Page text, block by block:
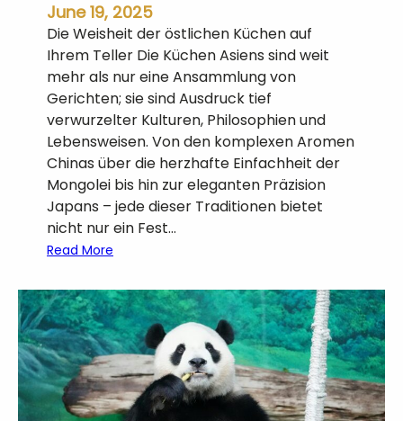
u
s
T
r
a
d
i
t
o
n
d
M
o
d
e
r
June 19, 2025
Die Weisheit der östlichen Küchen auf
Ihrem Teller Die Küchen Asiens sind weit
mehr als nur eine Ansammlung von
Gerichten; sie sind Ausdruck tief
verwurzelter Kulturen, Philosophien und
Lebensweisen. Von den komplexen Aromen
Chinas über die herzhafte Einfachheit der
Mongolei bis hin zur eleganten Präzision
Japans – jede dieser Traditionen bietet
nicht nur ein Fest…
Read More
l
ü
c
k
s
r